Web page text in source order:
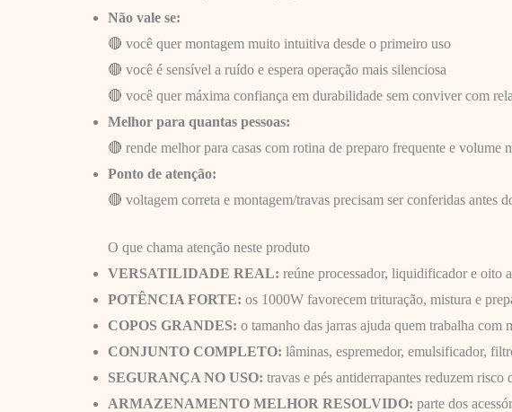
Não vale se:
🔴 você quer montagem muito intuitiva desde o primeiro uso
🔴 você é sensível a ruído e espera operação mais silenciosa
🔴 você quer máxima confiança em durabilidade sem conviver com
Melhor para quantas pessoas:
🔴 rende melhor para casas com rotina de preparo frequente e
Ponto de atenção:
🔴 voltagem correta e montagem/travas precisam ser conferidas antes
O que chama atenção neste produto
VERSATILIDADE REAL: reúne processador, liquidificador e oito
POTÊNCIA FORTE: os 1000W favorecem trituração, mistura e
COPOS GRANDES: o tamanho das jarras ajuda quem trabalha com
CONJUNTO COMPLETO: lâminas, espremedor, emulsificador,
SEGURANÇA NO USO: travas e pés antiderrapantes reduzem risco
ARMAZENAMENTO MELHOR RESOLVIDO: parte dos